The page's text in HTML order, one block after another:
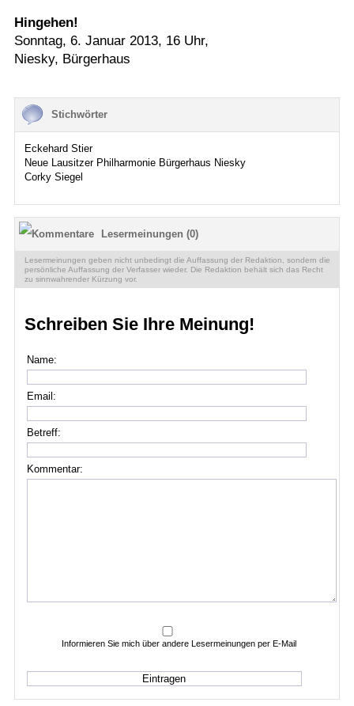
Hingehen!
Sonntag, 6. Januar 2013, 16 Uhr,
Niesky, Bürgerhaus
Stichwörter
Eckehard Stier
Neue Lausitzer Philharmonie Bürgerhaus Niesky
Corky Siegel
Lesermeinungen (0)
Lesermeinungen geben nicht unbedingt die Auffassung der Redaktion, sondern die
persönliche Auffassung der Verfasser wieder. Die Redaktion behält sich das Recht
zu sinnwahrender Kürzung vor.
Schreiben Sie Ihre Meinung!
Name:
Email:
Betreff:
Kommentar:
Informieren Sie mich über andere Lesermeinungen per E-Mail